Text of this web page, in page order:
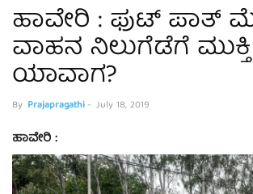
ಹಾವೇರಿ : ಫುಟ್ ಪಾತ್
ವಾಹನ ನಿಲುಗೆಡೆಗೆ ಮುಕ್ತಿ
ಯಾವಾಗ?
By Prajapragathi- July 18, 2019
ಹಾವೇರಿ :